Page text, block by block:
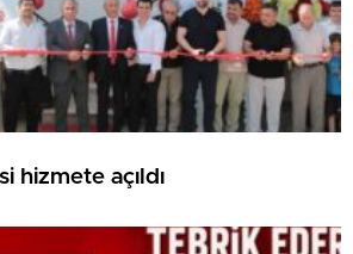
hizmete açıldı